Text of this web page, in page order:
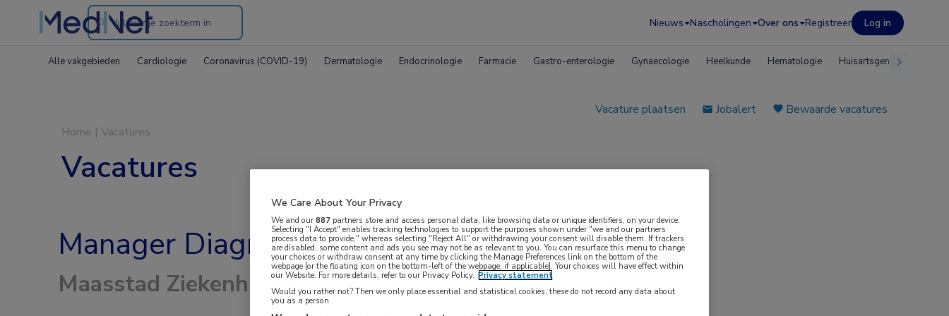
Search
the
Nieuws Nascholingen Over ons Registreer Log in
Alle vakgebieden Cardiologie Coronavirus (COVID-19) Dermatologie Endocrinologie Farmacie Gastro-enterologie Gynaecologie Heelkunde Hematologie Huisartsgeneeskunde
Vacature plaatsen Jobalert
Bewaarde vacatures
Home | Vacatures
Vacatures
Manager Diagnostiek & Medisch Ondersteunend
Maasstad Ziekenhuis, Rotterdam
We Care About Your Privacy
We and our887 partners store and access personal data, like browsing data or unique identifiers, on your device.
Selecting "I Accept" enables tracking technologies to support the purposes shown under "we and our partners
process data to provide," whereas selecting "Reject All" or withdrawing your consent will disable them. If trackers
are disabled, some content and ads you see may not be as relevant to you. You can resurface this menu to change
your choices or withdraw consent at any time by clicking the Manage Preferences link on the bottom of the
webpage [or the floating icon on the bottom-left of the webpage, if applicable]. Your choices will have effect within
our Website. For more details, refer to our Privacy Policy. Privacy statement
Would you rather not? Then we only place essential and statistical cookies, these do not record any data about
you as a person